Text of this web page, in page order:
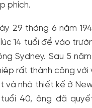
phích.
29 tháng 6 năm
14 tuổi để vào
Sydney. Sau 5
rất thành công với
và nhà thiết kế ở
40, ông đã